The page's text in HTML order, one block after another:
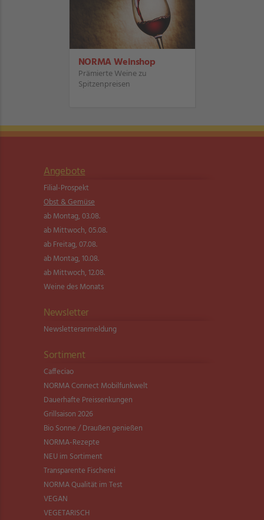
NORMA Weinshop
Prämierte Weine zu
Spitzenpreisen
Angebote
Filial-Prospekt
Obst & Gemüse
ab Montag, 03.08.
ab Mittwoch, 05.08.
ab Freitag, 07.08.
ab Montag, 10.08.
ab Mittwoch, 12.08.
Weine des Monats
Newsletter
Newsletter­anmeldung
Sortiment
Caffeciao
NORMA Connect Mobilfunkwelt
Dauerhafte Preissenkungen
Grillsaison 2026
Bio Sonne / Draußen genießen
NORMA-Rezepte
NEU im Sortiment
Transparente Fischerei
NORMA Qualität im Test
VEGAN
VEGETARISCH